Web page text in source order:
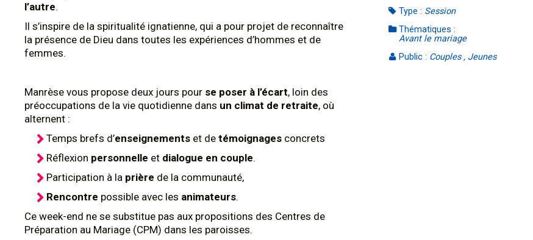
l’autre.
Il s’inspire de la spiritualité ignatienne, qui a pour projet de reconnaître
la présence de Dieu dans toutes les expériences d’hommes et de
femmes.
Manrèse vous propose deux jours pour se poser à l’écart, loin des
préoccupations de la vie quotidienne dans un climat de retraite, où
alternent :
Temps brefs d’enseignements et de témoignages concrets
Réflexion personnelle et dialogue en couple.
Participation à la prière de la communauté,
Rencontre possible avec les animateurs.
Ce week-end ne se substitue pas aux propositions des Centres de
Préparation au Mariage (CPM) dans les paroisses.
Type : Session
Thématiques :
Avant le mariage
Public : Couples , Jeunes